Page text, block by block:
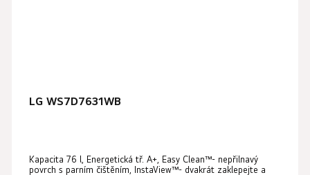
LG WS7D7631WB
Kapacita 76 l, Energetická tř. A+, Easy Clean™- nepřilnavý
povrch s parním čištěním, InstaView™- dvakrát zaklepejte a